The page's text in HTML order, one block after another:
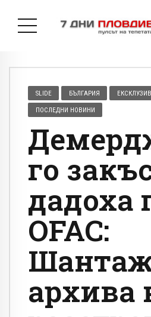
SLIDE БЪЛГАРИЯ
ПОСЛЕДНИ НОВИНИ
го
дадоха
OFAС:
архива